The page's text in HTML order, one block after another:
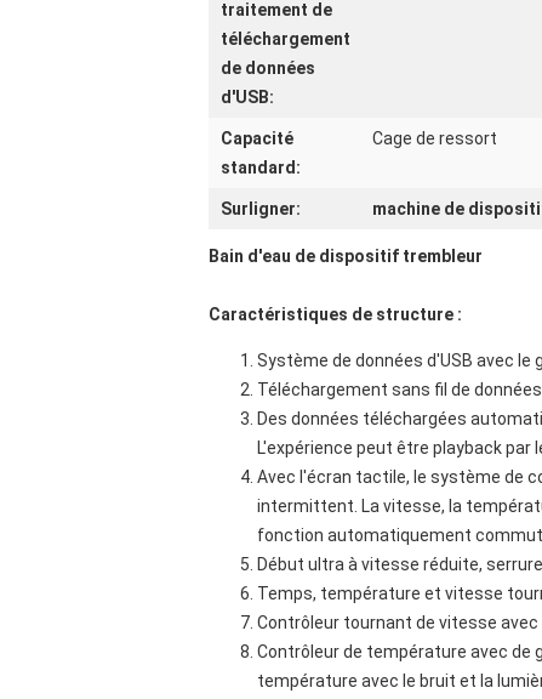
traitement de
téléchargement
de données
d'USB:
Capacité
standard:
Cage de ressort
Surligner: machine de
Bain d'eau de dispositif trembleur
Caractéristiques de structure :
Système de données d'USB avec
Téléchargement sans fil de
Des données téléchargées
L'expérience peut être playback par
Avec l'écran tactile, le système de
intermittent. La vitesse, la
fonction automatiquement
Début ultra à vitesse réduite,
Temps, température et vitesse
Contrôleur tournant de vitesse avec
Contrôleur de température avec de
température avec le bruit et la